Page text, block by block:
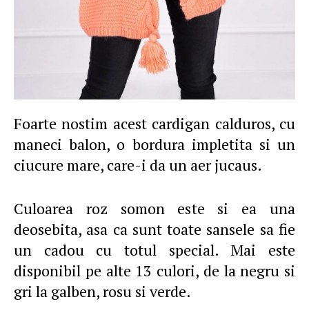
Foarte nostim acest cardigan calduros, cu
maneci balon, o bordura impletita si un
ciucure mare, care-i da un aer jucaus.
Culoarea roz somon este si ea una
deosebita, asa ca sunt toate sansele sa fie
un cadou cu totul special. Mai este
disponibil pe alte 13 culori, de la negru si
gri la galben, rosu si verde.